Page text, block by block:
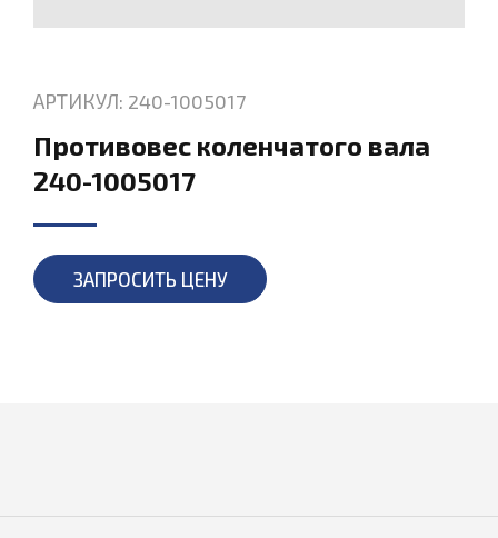
АРТИКУЛ: 240-1005017
Противовес коленчатого вала
240-1005017
ЗАПРОСИТЬ ЦЕНУ